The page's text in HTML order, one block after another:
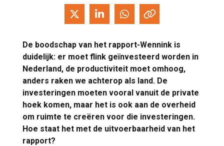
De boodschap van het rapport-Wennink is
duidelijk: er moet flink geïnvesteerd worden in
Nederland, de productiviteit moet omhoog,
anders raken we achterop als land. De
investeringen moeten vooral vanuit de private
hoek komen, maar het is ook aan de overheid
om ruimte te creëren voor die investeringen.
Hoe staat het met de uitvoerbaarheid van het
rapport?